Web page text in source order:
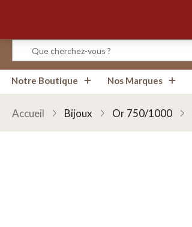
Notre Boutique Nos Marques
Accueil Bijoux Or 750/1000